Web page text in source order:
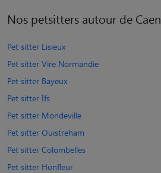
Nos petsitters autour de Caen
Pet sitter Lisieux
Pet sitter Vire Normandie
Pet sitter Bayeux
Pet sitter Ifs
Pet sitter Mondeville
Pet sitter Ouistreham
Pet sitter Colombelles
Pet sitter Honfleur